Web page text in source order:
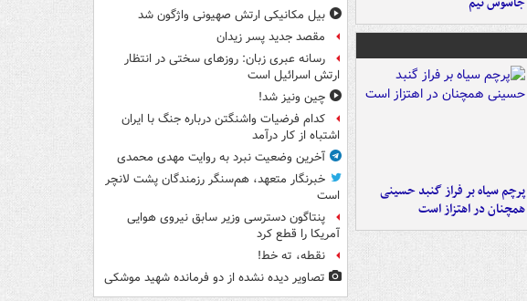
پرچم سیاه بر فراز گنبد حسینی
همچنان در اهتزاز است
بیل مکانیکی ارتش صهیونی واژگون شد
مقصد جدید پسر زیدان
رسانه عبری زبان: روزهای سختی در انتظار
ارتش اسرائیل است
چین ونیز شد!
کدام فرضیات واشنگتن درباره جنگ با ایران
اشتباه از کار درآمد
آخرین وضعیت نبرد به روایت مهدی محمدی
خبرنگار متعهد، هم‌سنگر رزمندگان پشت لانچر
است
پنتاگون دسترسی وزیر سابق نیروی هوایی
آمریکا را قطع کرد
نقطه، ته خط!
تصاویر دیده‌ نشده از دو فرمانده شهید موشکی